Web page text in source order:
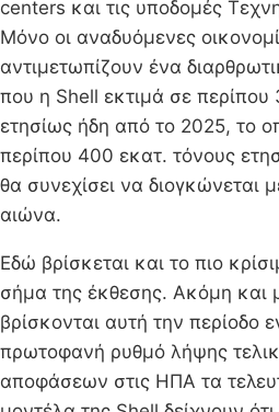
centers και τις υποδομές
Μόνο οι αναδυόμενες
αντιμετωπίζουν ένα
που η Shell εκτιμά σε περίπου
ετησίως ήδη από το 2025, το
περίπου 400 εκατ. τόνους
θα συνεχίσει να διογκώνεται
αιώνα.
Εδώ βρίσκεται και το πιο
σήμα της έκθεσης. Ακόμη και
βρίσκονται αυτή την περίοδο
πρωτοφανή ρυθμό λήψης
αποφάσεων στις ΗΠΑ τα